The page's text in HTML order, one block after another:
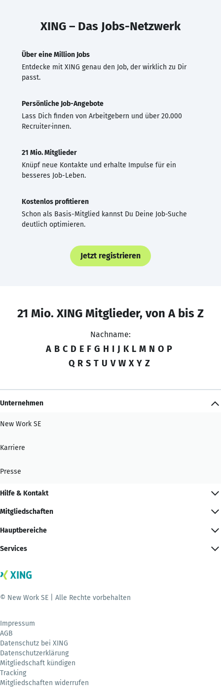
XING – Das Jobs-Netzwerk
Über eine Million Jobs
Entdecke mit XING genau den Job, der wirklich zu Dir
passt.
Persönliche Job-Angebote
Lass Dich finden von Arbeitgebern und über 20.000
Recruiter·innen.
21 Mio. Mitglieder
Knüpf neue Kontakte und erhalte Impulse für ein
besseres Job-Leben.
Kostenlos profitieren
Schon als Basis-Mitglied kannst Du Deine Job-Suche
deutlich optimieren.
Jetzt registrieren
21 Mio. XING Mitglieder, von A bis Z
Nachname:
A B C D E F G H I J K L M N O P
Q R S T U V W X Y Z
Unternehmen
New Work SE
Karriere
Presse
Hilfe & Kontakt
Mitgliedschaften
Hauptbereiche
Services
© New Work SE | Alle Rechte vorbehalten
Impressum
AGB
Datenschutz bei XING
Datenschutzerklärung
Mitgliedschaft kündigen
Tracking
Mitgliedschaften widerrufen